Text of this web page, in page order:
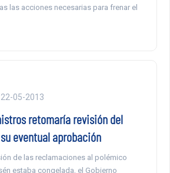
las acciones necesarias para frenar el
22-05-2013
retomaría revisión del
eventual aprobación
de las reclamaciones al polémico
estaba congelada, el Gobierno